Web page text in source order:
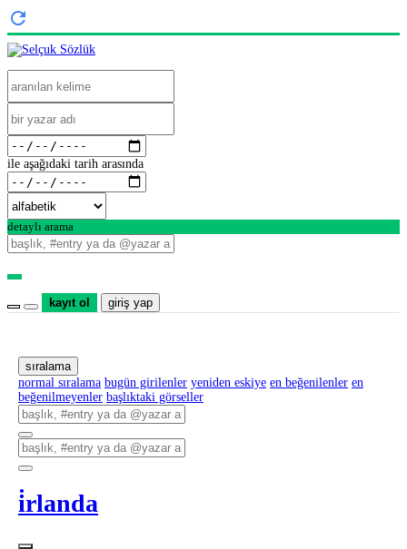
ile aşağıdaki tarih arasında
detaylı arama
kayıt ol giriş yap
sıralama
normal sıralama bugün girilenler yeniden eskiye en beğenilenler en
beğenilmeyenler başlıktaki görseller
i̇rlanda